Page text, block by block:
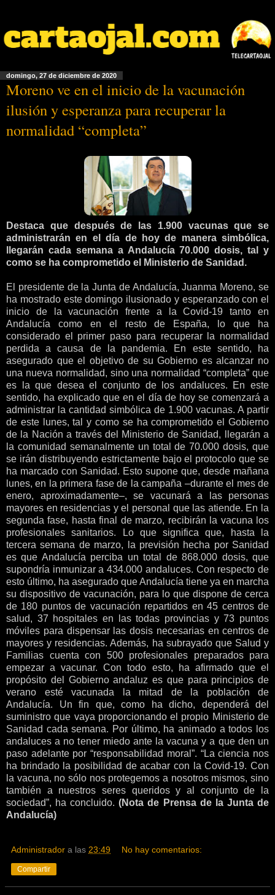
domingo, 27 de diciembre de 2020
Moreno ve en el inicio de la vacunación
ilusión y esperanza para recuperar la
normalidad “completa”
Destaca que después de las 1.900 vacunas que se
administrarán en el día de hoy de manera simbólica,
llegarán cada semana a Andalucía 70.000 dosis, tal y
como se ha comprometido el Ministerio de Sanidad.
El presidente de la Junta de Andalucía, Juanma Moreno, se
ha mostrado este domingo ilusionado y esperanzado con el
inicio de la vacunación frente a la Covid-19 tanto en
Andalucía como en el resto de España, lo que ha
considerado el primer paso para recuperar la normalidad
perdida a causa de la pandemia. En este sentido, ha
asegurado que el objetivo de su Gobierno es alcanzar no
una nueva normalidad, sino una normalidad “completa” que
es la que desea el conjunto de los andaluces. En este
sentido, ha explicado que en el día de hoy se comenzará a
administrar la cantidad simbólica de 1.900 vacunas. A partir
de este lunes, tal y como se ha comprometido el Gobierno
de la Nación a través del Ministerio de Sanidad, llegarán a
la comunidad semanalmente un total de 70.000 dosis, que
se irán distribuyendo estrictamente bajo el protocolo que se
ha marcado con Sanidad. Esto supone que, desde mañana
lunes, en la primera fase de la campaña –durante el mes de
enero, aproximadamente–, se vacunará a las personas
mayores en residencias y el personal que las atiende. En la
segunda fase, hasta final de marzo, recibirán la vacuna los
profesionales sanitarios. Lo que significa que, hasta la
tercera semana de marzo, la previsión hecha por Sanidad
es que Andalucía perciba un total de 868.000 dosis, que
supondría inmunizar a 434.000 andaluces. Con respecto de
esto último, ha asegurado que Andalucía tiene ya en marcha
su dispositivo de vacunación, para lo que dispone de cerca
de 180 puntos de vacunación repartidos en 45 centros de
salud, 37 hospitales en las todas provincias y 73 puntos
móviles para dispensar las dosis necesarias en centros de
mayores y residencias. Además, ha subrayado que Salud y
Familias cuenta con 500 profesionales preparados para
empezar a vacunar. Con todo esto, ha afirmado que el
propósito del Gobierno andaluz es que para principios de
verano esté vacunada la mitad de la población de
Andalucía. Un fin que, como ha dicho, dependerá del
suministro que vaya proporcionando el propio Ministerio de
Sanidad cada semana. Por último, ha animado a todos los
andaluces a no tener miedo ante la vacuna y a que den un
paso adelante por “responsabilidad moral”. “La ciencia nos
ha brindado la posibilidad de acabar con la Covid-19. Con
la vacuna, no sólo nos protegemos a nosotros mismos, sino
también a nuestros seres queridos y al conjunto de la
sociedad”, ha concluido.(Nota de Prensa de la Junta de
Andalucía)
Administrador a las 23:49 No hay comentarios:
Compartir